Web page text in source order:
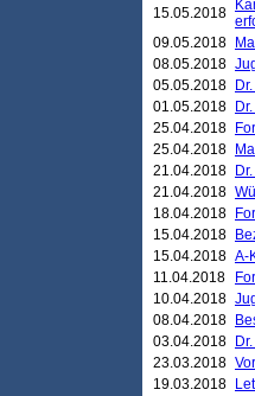
15.05.2018
09.05.2018
08.05.2018
05.05.2018
01.05.2018
25.04.2018
25.04.2018
21.04.2018
21.04.2018
18.04.2018
15.04.2018
15.04.2018 A-
11.04.2018
10.04.2018
08.04.2018
03.04.2018
23.03.2018
19.03.2018